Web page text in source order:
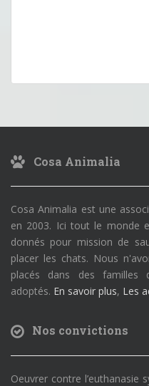
Cosa Animalia
Cosa Animalia est une
en 2003. Ici tout le monde
donnés pour mission de
placer les chats. Nous
placés dans des familles
adoptés. En savoir plus, Les
Nos convictions
Oeuvrer contre l’euthanasie